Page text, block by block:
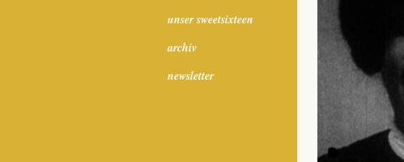
unser sweetsixteen
archiv
newsletter